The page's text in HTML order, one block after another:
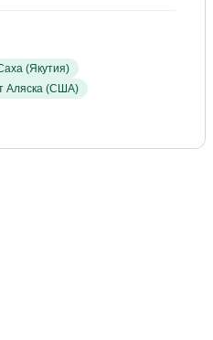
(Якутия)
Аляска (США)